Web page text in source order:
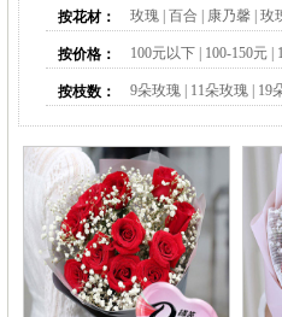
按花材： 玫瑰| 百合 康乃馨| 玫
按价格： 100元以下| 100-150元|
按枝数： 9朵玫瑰| 11朵玫瑰| 19